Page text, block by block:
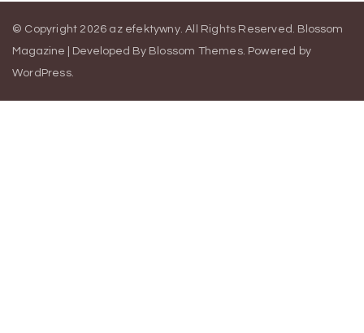
© Copyright 2026 az efektywny. All Rights Reserved. Blossom
Magazine | Developed By Blossom Themes. Powered by
WordPress.